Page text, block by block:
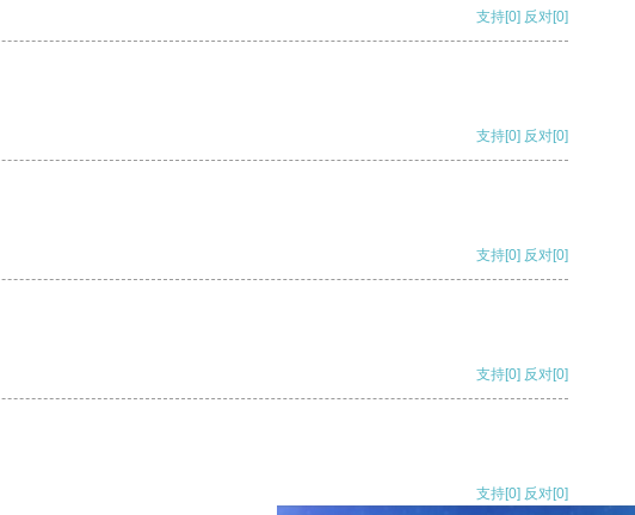
支持[0] 反对[0]
支持[0] 反对[0]
支持[0] 反对[0]
支持[0] 反对[0]
支持[0] 反对[0]